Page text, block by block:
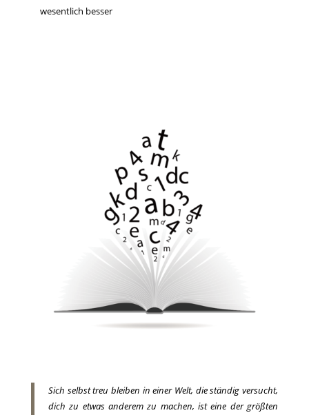
wesentlich besser
Sich selbst treu bleiben in einer Welt, die ständig versucht,
dich zu etwas anderem zu machen, ist eine der größten